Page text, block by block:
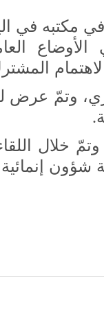
مكتبه في
وتمّ عرض
.
وتمّ خلال
شؤون